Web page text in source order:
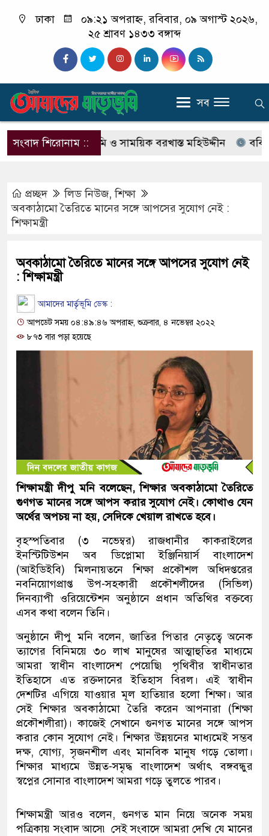
ঢাকা
০৯:২১ অপরাহ্ন, রবিবার, ০৯ অগাস্ট ২০২৬,
২৫ শ্রাবণ ১৪৩৩ বঙ্গাব্দ
সব
সংবাদ শিরোনাম ::
মামলার আসামি ও সাময়িক বরখাস্ত মহিউদ্দীন ববি সংলগ্ন
প্রচ্ছদ লিড নিউজ,শিক্ষা
অবকাঠামো তৈরিতে মানের সঙ্গে আপসের সুযোগ নেই :
শিক্ষামন্ত্রী
অবকাঠামো তৈরিতে মানের সঙ্গে আপসের সুযোগ নেই
: শিক্ষামন্ত্রী
আমাদের মার্তৃভূমি ডেস্ক :
আপডেট সময় ০৪:৪৯:৪৬ অপরাহ্ন, শুক্রবার, ৪ নভেম্বর ২০২২
৮৭৩ বার পড়া হয়েছে
শিক্ষামন্ত্রী দীপু মনি বলেছেন, শিক্ষার অবকাঠামো তৈরিতে
গুণগত মানের সঙ্গে আপস করার সুযোগ নেই। কোথাও যেন
অর্থের অপচয় না হয়, সেদিকে খেয়াল রাখতে হবে।
বৃহস্পতিবার (৩ নভেম্বর) রাজধানীর কাকরাইলের
ইনস্টিটিউশন অব ডিপ্লোমা ইঞ্জিনিয়ার্স বাংলাদেশ
(আইডিইবি) মিলনায়তনে শিক্ষা প্রকৌশল অধিদপ্তরের
নবনিয়োগপ্রাপ্ত উপ-সহকারী প্রকৌশলীদের (সিভিল)
দিনব্যাপী ওরিয়েন্টেশন অনুষ্ঠানে প্রধান অতিথির বক্তব্যে
এসব কথা বলেন তিনি।
অনুষ্ঠানে দীপু মনি বলেন, জাতির পিতার নেতৃত্বে অনেক
ত্যাগের বিনিময়ে ৩০ লাখ মানুষের আত্মাহুতির মাধ্যমে
আমরা স্বাধীন বাংলাদেশ পেয়েছি৷ পৃথিবীর স্বাধীনতার
ইতিহাসে এত রক্তদানের ইতিহাস বিরল। এই স্বাধীন
দেশটির এগিয়ে যাওয়ার মূল হাতিয়ার হলো শিক্ষা। আর
সেই শিক্ষার অবকাঠামো তৈরি করেন আপনারা (শিক্ষা
প্রকৌশলীরা)। কাজেই সেখানে গুনগত মানের সঙ্গে আপস
করার কোন সুযোগ নেই। শিক্ষার উন্নয়নের মাধ্যমেই সম্ভব
দক্ষ, যোগ্য, সৃজনশীল এবং মানবিক মানুষ গড়ে তোলা।
শিক্ষার মাধ্যমে উন্নত-সমৃদ্ধ বাংলাদেশ অর্থাৎ বঙ্গবন্ধুর
স্বপ্নের সোনার বাংলাদেশ আমরা গড়ে তুলতে পারব।
শিক্ষামন্ত্রী আরও বলেন, গুনগত মান নিয়ে অনেক সময়
পত্রিকায় সংবাদ আসে৷ সেই সংবাদে আমরা দেখি যে মানের